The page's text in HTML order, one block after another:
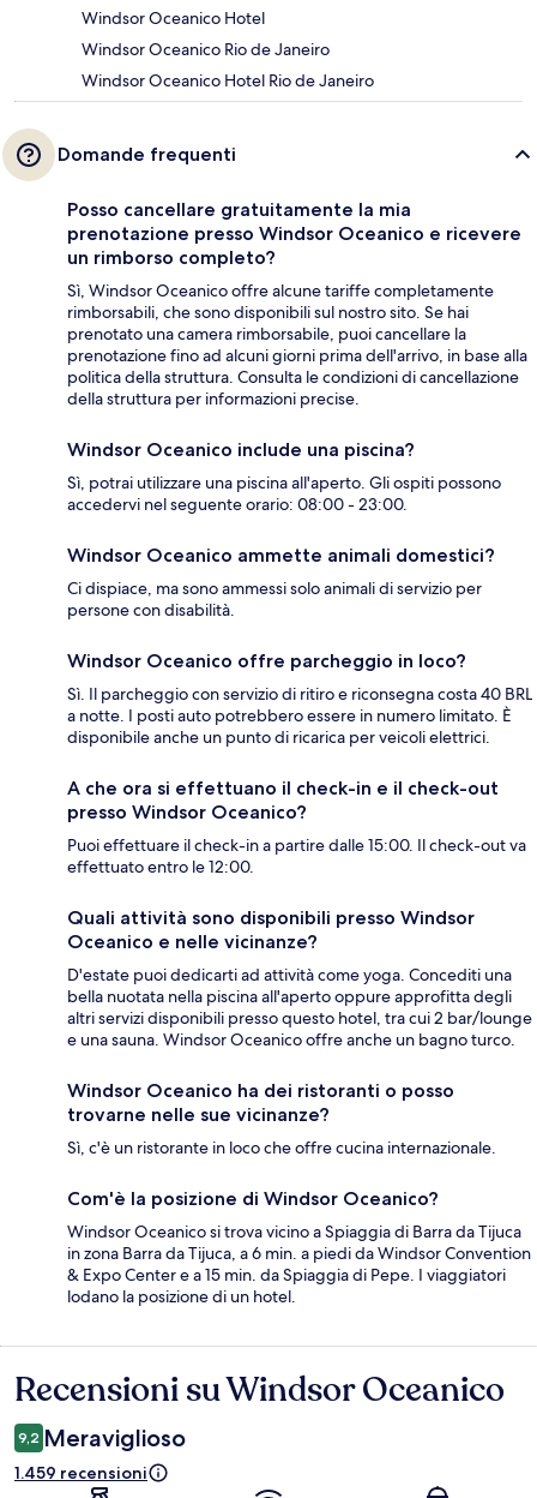
Windsor Oceanico Hotel
Windsor Oceanico Rio de Janeiro
Windsor Oceanico Hotel Rio de Janeiro
Domande frequenti
Posso cancellare gratuitamente la mia
prenotazione presso Windsor Oceanico e ricevere
un rimborso completo?
Sì, Windsor Oceanico offre alcune tariffe completamente
rimborsabili, che sono disponibili sul nostro sito. Se hai
prenotato una camera rimborsabile, puoi cancellare la
prenotazione fino ad alcuni giorni prima dell'arrivo, in base alla
politica della struttura. Consulta le condizioni di cancellazione
della struttura per informazioni precise.
Windsor Oceanico include una piscina?
Sì, potrai utilizzare una piscina all'aperto. Gli ospiti possono
accedervi nel seguente orario: 08:00 - 23:00.
Windsor Oceanico ammette animali domestici?
Ci dispiace, ma sono ammessi solo animali di servizio per
persone con disabilità.
Windsor Oceanico offre parcheggio in loco?
Sì. Il parcheggio con servizio di ritiro e riconsegna costa 40 BRL
a notte. I posti auto potrebbero essere in numero limitato. È
disponibile anche un punto di ricarica per veicoli elettrici.
A che ora si effettuano il check-in e il check-out
presso Windsor Oceanico?
Puoi effettuare il check-in a partire dalle 15:00. Il check-out va
effettuato entro le 12:00.
Quali attività sono disponibili presso Windsor
Oceanico e nelle vicinanze?
D'estate puoi dedicarti ad attività come yoga. Concediti una
bella nuotata nella piscina all'aperto oppure approfitta degli
altri servizi disponibili presso questo hotel, tra cui 2 bar/lounge
e una sauna. Windsor Oceanico offre anche un bagno turco.
Windsor Oceanico ha dei ristoranti o posso
trovarne nelle sue vicinanze?
Sì, c'è un ristorante in loco che offre cucina internazionale.
Com'è la posizione di Windsor Oceanico?
Windsor Oceanico si trova vicino a Spiaggia di Barra da Tijuca
in zona Barra da Tijuca, a 6 min. a piedi da Windsor Convention
& Expo Center e a 15 min. da Spiaggia di Pepe. I viaggiatori
lodano la posizione di un hotel.
Recensioni
Recensioni su Windsor Oceanico
9,2 Meraviglioso
1.459 recensioni